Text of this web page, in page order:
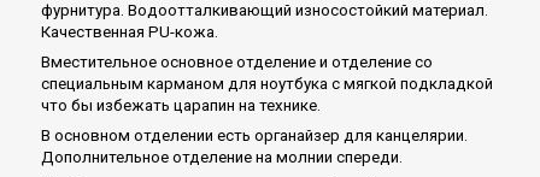
фурнитура. Водоотталкивающий износостойкий материал.
Качественная PU-кожа.
Вместительное основное отделение и отделение со
специальным карманом для ноутбука с мягкой подкладкой
что бы избежать царапин на технике.
В основном отделении есть органайзер для канцелярии.
Дополнительное отделение на молнии спереди.